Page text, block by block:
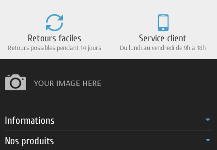
Retours faciles
Retours possibles pendant 14 jours
Service client
Du lundi au vendredi de 9h à 18h
Informations
Nos produits